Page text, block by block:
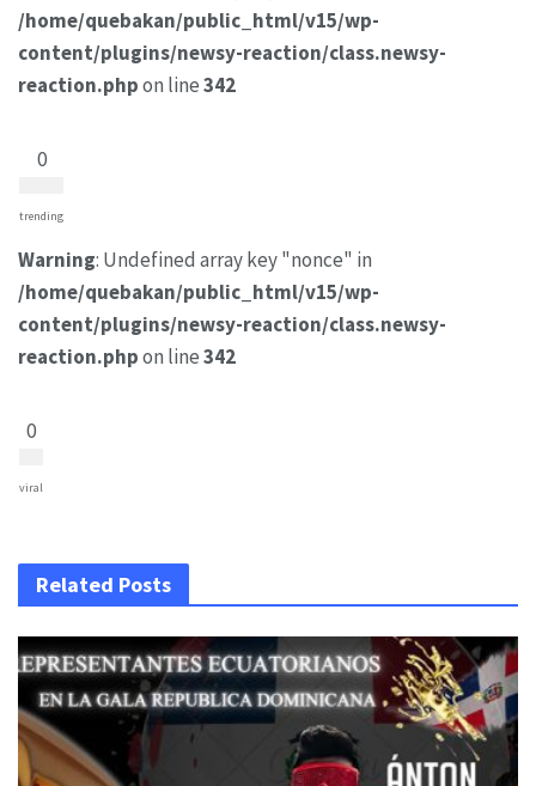
/home/quebakan/public_html/v15/wp-
content/plugins/newsy-reaction/class.newsy-
reaction.phpon line342
0
trending
Warning: Undefined array key "nonce" in
/home/quebakan/public_html/v15/wp-
content/plugins/newsy-reaction/class.newsy-
reaction.phpon line342
0
viral
Related Posts